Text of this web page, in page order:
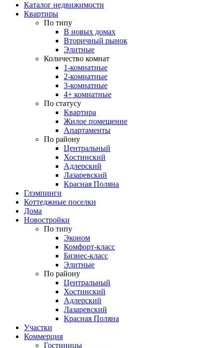
Каталог недвижимости
Квартиры
По типу
В новых домах
Вторичный рынок
Элитные
Количество комнат
1-комнатные
2-комнатные
3-комнатные
4+ комнатные
По статусу
Квартира
Жилое помещение
Апартаменты
По району
Центральный
Хостинский
Адлерский
Лазаревский
Красная Поляна
Глэмпинги
Коттеджные поселки
Дома
Новостройки
По типу
Эконом
Комфорт-класс
Бизнес-класс
Элитные
По району
Центральный
Хостинский
Адлерский
Лазаревский
Красная Поляна
Участки
Коммерция
Гостиницы